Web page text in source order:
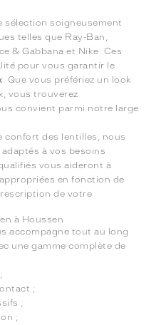
sélection soigneusement
telles que Ray-Ban,
& Gabbana et Nike. Ces
pour vous garantir le
. Que vous préfériez un look
vous trouverez
convient parmi notre large
confort des lentilles, nous
à vos besoins
vous aideront à
en fonction de
de votre
à Houssen
accompagne tout au long
une gamme complète de
;
;
;